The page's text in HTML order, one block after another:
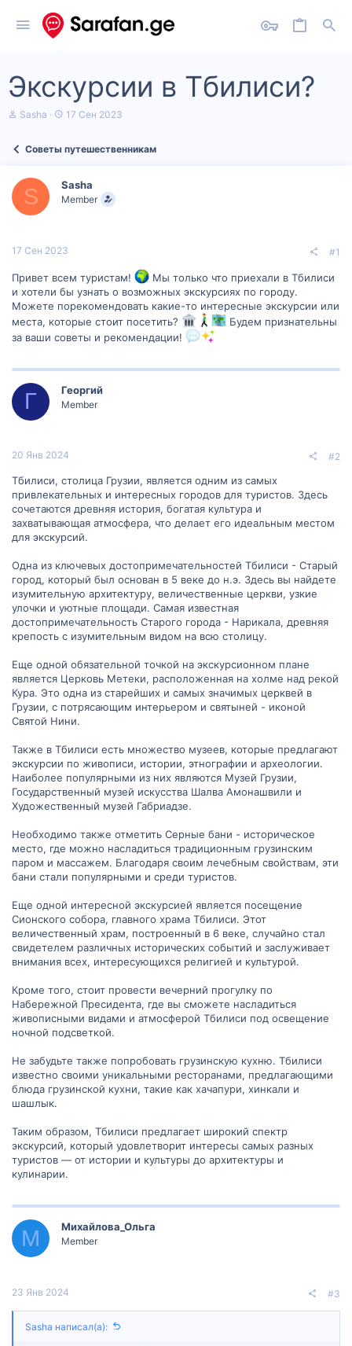
Экскурсии в Тбилиси?
А
т
м
ы
Sasha
Д
а
ч
а
17 Сен 2023
Советы путешественникам
S Sasha
Member
17 Сен 2023 #1
Привет всем туристам!
Мы только что приехали в Тбилиси
и хотели бы узнать о возможных экскурсиях по городу.
Можете порекомендовать какие-то интересные экскурсии или
места, которые стоит посетить?
Будем признательны
за ваши советы и рекомендации!
Г Георгий
Member
20 Янв 2024 #2
Тбилиси, столица Грузии, является одним из самых
привлекательных и интересных городов для туристов. Здесь
сочетаются древняя история, богатая культура и
захватывающая атмосфера, что делает его идеальным местом
для экскурсий.
Одна из ключевых достопримечательностей Тбилиси - Старый
город, который был основан в 5 веке до н.э. Здесь вы найдете
изумительную архитектуру, величественные церкви, узкие
улочки и уютные площади. Самая известная
достопримечательность Старого города - Нарикала, древняя
крепость с изумительным видом на всю столицу.
Еще одной обязательной точкой на экскурсионном плане
является Церковь Метеки, расположенная на холме над рекой
Кура. Это одна из старейших и самых значимых церквей в
Грузии, с потрясающим интерьером и святыней - иконой
Святой Нини.
Также в Тбилиси есть множество музеев, которые предлагают
экскурсии по живописи, истории, этнографии и археологии.
Наиболее популярными из них являются Музей Грузии,
Государственный музей искусства Шалва Амонашвили и
Художественный музей Габриадзе.
Необходимо также отметить Серные бани - историческое
место, где можно насладиться традиционным грузинским
паром и массажем. Благодаря своим лечебным свойствам, эти
бани стали популярными и среди туристов.
Еще одной интересной экскурсией является посещение
Сионского собора, главного храма Тбилиси. Этот
величественный храм, построенный в 6 веке, случайно стал
свидетелем различных исторических событий и заслуживает
внимания всех, интересующихся религией и культурой.
Кроме того, стоит провести вечерний прогулку по
Набережной Пресидента, где вы сможете насладиться
живописными видами и атмосферой Тбилиси под освещение
ночной подсветкой.
Не забудьте также попробовать грузинскую кухню. Тбилиси
известно своими уникальными ресторанами, предлагающими
блюда грузинской кухни, такие как хачапури, хинкали и
шашлык.
Таким образом, Тбилиси предлагает широкий спектр
экскурсий, который удовлетворит интересы самых разных
туристов — от истории и культуры до архитектуры и
кулинарии.
М Михайлова_Ольга
Member
23 Янв 2024 #3
Sasha написал(а):